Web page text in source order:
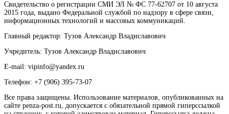
Свидетельство о регистрации СМИ ЭЛ № ФС 77-62707 от 10 августа
2015 года, выдано Федеральной службой по надзору в сфере связи,
информационных технологий и массовых коммуникаций.
Главный редактор: Тузов Александр Владиславович
Учредитель: Тузов Александр Владиславович
E-mail: vipinfo@yandex.ru
Телефон: +7 (906) 395-73-07
Все права защищены. Использование материалов, опубликованных на
сайте penza-post.ru, допускается с обязательной прямой гиперссылкой